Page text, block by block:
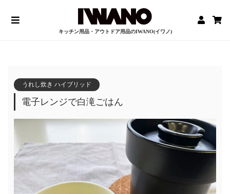
キッチン用品・アウトドア用品のIWANO(イワノ)
うれし炊き ハイブリッド
電子レンジで白滝ごはん